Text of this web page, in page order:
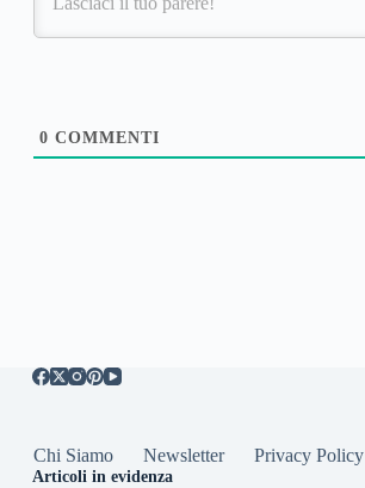
0 COMMENTI
Chi Siamo Newsletter Privacy Policy
Articoli in evidenza